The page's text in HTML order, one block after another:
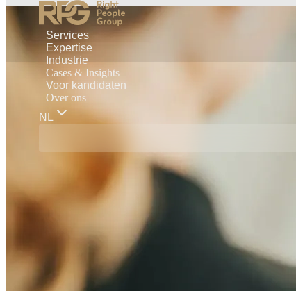
Services
Expertise
Industrie
Cases & Insights
Voor kandidaten
Over ons
NL